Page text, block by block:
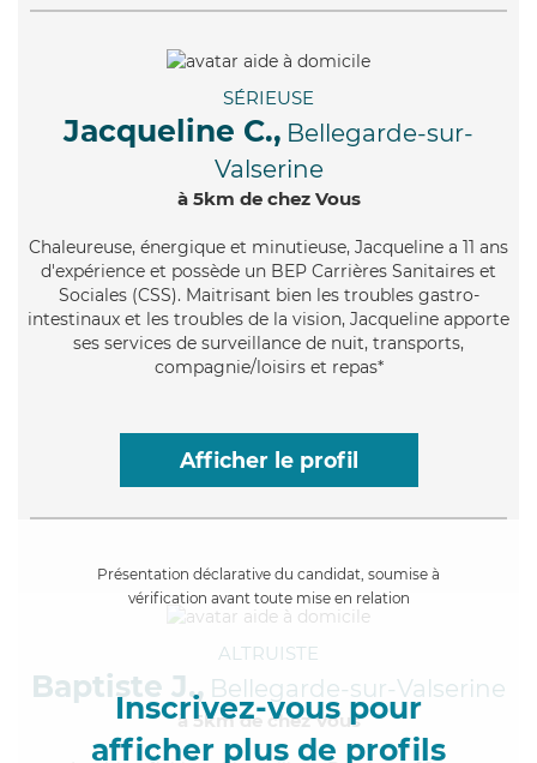
SÉRIEUSE
Jacqueline C., Bellegarde-sur-
Valserine
à 5km de chez Vous
Chaleureuse, énergique et minutieuse, Jacqueline a 11 ans
d'expérience et possède un BEP Carrières Sanitaires et
Sociales (CSS). Maitrisant bien les troubles gastro-
intestinaux et les troubles de la vision, Jacqueline apporte
ses services de surveillance de nuit, transports,
compagnie/loisirs et repas*
Afficher le profil
Présentation déclarative du candidat, soumise à
vérification avant toute mise en relation
Inscrivez-vous pour
afficher plus de profils
ALTRUISTE
Baptiste J., Bellegarde-sur-Valserine
à 5km de chez Vous